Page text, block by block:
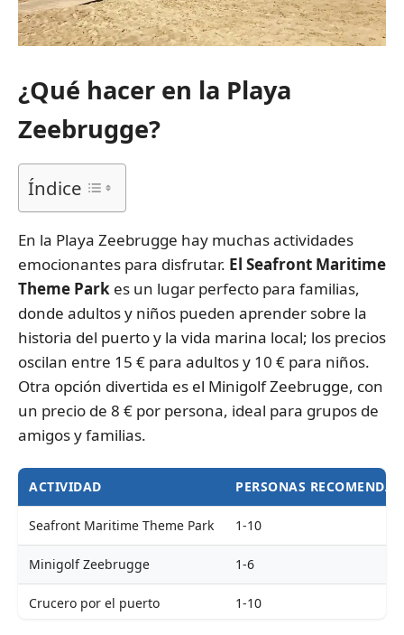
¿Qué hacer en la Playa
Zeebrugge?
Índice
En la Playa Zeebrugge hay muchas actividades
emocionantes para disfrutar. El Seafront Maritime
Theme Park es un lugar perfecto para familias,
donde adultos y niños pueden aprender sobre la
historia del puerto y la vida marina local; los precios
oscilan entre 15 € para adultos y 10 € para niños.
Otra opción divertida es el Minigolf Zeebrugge, con
un precio de 8 € por persona, ideal para grupos de
amigos y familias.
ACTIVIDAD PERSONAS
Seafront Maritime Theme Park 1-10
Minigolf Zeebrugge 1-6
Crucero por el puerto 1-10